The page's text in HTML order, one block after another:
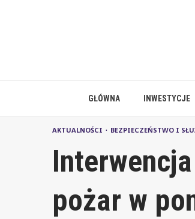
GŁÓWNA INWESTYCJE
AKTUALNOŚCI BEZPIECZEŃSTWO I
pożar w